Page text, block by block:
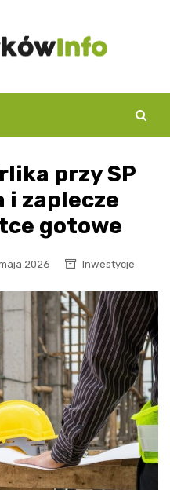
przy SP
i zaplecze
gotowe
2026 Inwestycje